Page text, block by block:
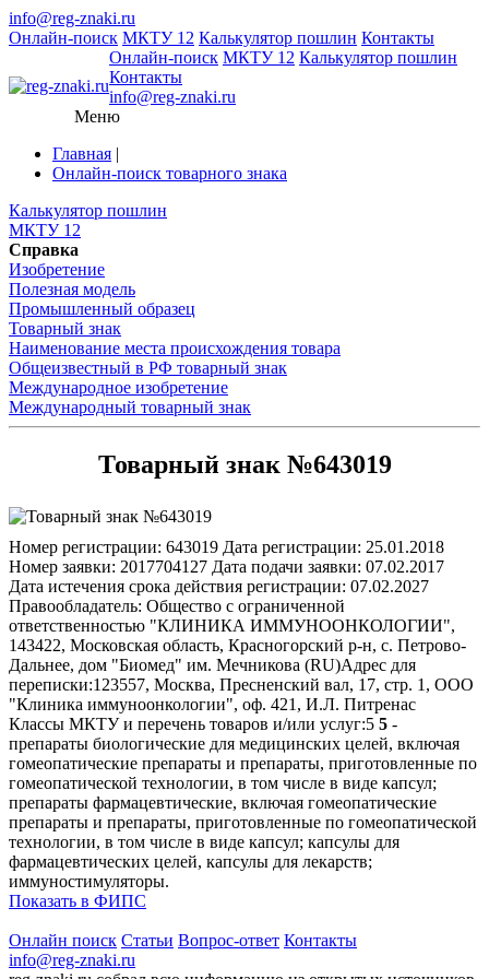
info@reg-znaki.ru
Онлайн-поиск МКТУ 12 Калькулятор пошлин Контакты
Онлайн-поиск МКТУ 12 Калькулятор пошлин
Контакты
info@reg-znaki.ru
Меню
Главная |
Онлайн-поиск товарного знака
Калькулятор пошлин
МКТУ 12
Справка
Изобретение
Полезная модель
Промышленный образец
Товарный знак
Наименование места происхождения товара
Общеизвестный в РФ товарный знак
Международное изобретение
Международный товарный знак
Товарный знак №643019
Номер регистрации: 643019 Дата регистрации: 25.01.2018
Номер заявки: 2017704127 Дата подачи заявки: 07.02.2017
Дата истечения срока действия регистрации: 07.02.2027
Правообладатель: Общество с ограниченной
ответственностью "КЛИНИКА ИММУНООНКОЛОГИИ",
143422, Московская область, Красногорский р-н, с. Петрово-
Дальнее, дом "Биомед" им. Мечникова (RU)Адрес для
переписки:123557, Москва, Пресненский вал, 17, стр. 1, ООО
"Клиника иммуноонкологии", оф. 421, И.Л. Питренас
Классы МКТУ и перечень товаров и/или услуг:5 5 -
препараты биологические для медицинских целей, включая
гомеопатические препараты и препараты, приготовленные по
гомеопатической технологии, в том числе в виде капсул;
препараты фармацевтические, включая гомеопатические
препараты и препараты, приготовленные по гомеопатической
технологии, в том числе в виде капсул; капсулы для
фармацевтических целей, капсулы для лекарств;
иммуностимуляторы.
Показать в ФИПС
Онлайн поиск Статьи Вопрос-ответ Контакты
info@reg-znaki.ru